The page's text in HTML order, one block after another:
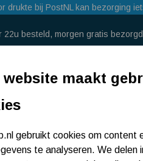
drukte bij PostNL kan bezorging
22u besteld, morgen gratis
website maakt
gebruikt cookies om content
te analyseren. We delen